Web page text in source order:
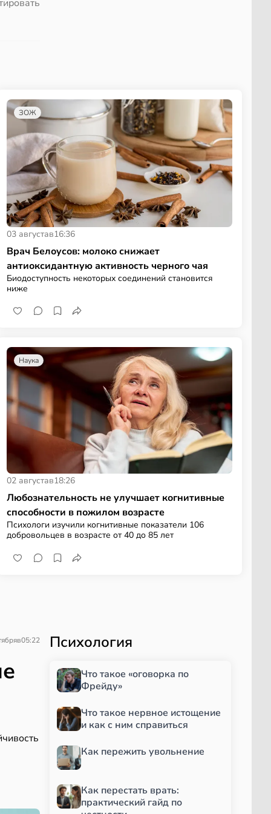
ЗОЖ
03 августав16:36
Врач Белоусов: молоко снижает
антиоксидантную активность черного чая
Биодоступность некоторых соединений становится
ниже
Наука
02 августав18:26
Любознательность не улучшает когнитивные
способности в пожилом возрасте
Психологи изучили когнитивные показатели 106
добровольцев в возрасте от 40 до 85 лет
в05:22 Психология
Что такое «оговорка по
Фрейду»
Что такое нервное истощение
и как с ним справиться
Как пережить увольнение
Как перестать врать:
практический гайд по